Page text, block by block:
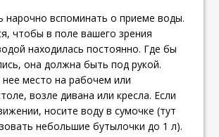
нарочно вспоминать о приеме воды.
чтобы в поле вашего зрения
находилась постоянно. Где бы
она должна быть под рукой.
место на рабочем или
возле дивана или кресла. Если
носите воду в сумочке (тут
небольшие бутылочки до 1 л).